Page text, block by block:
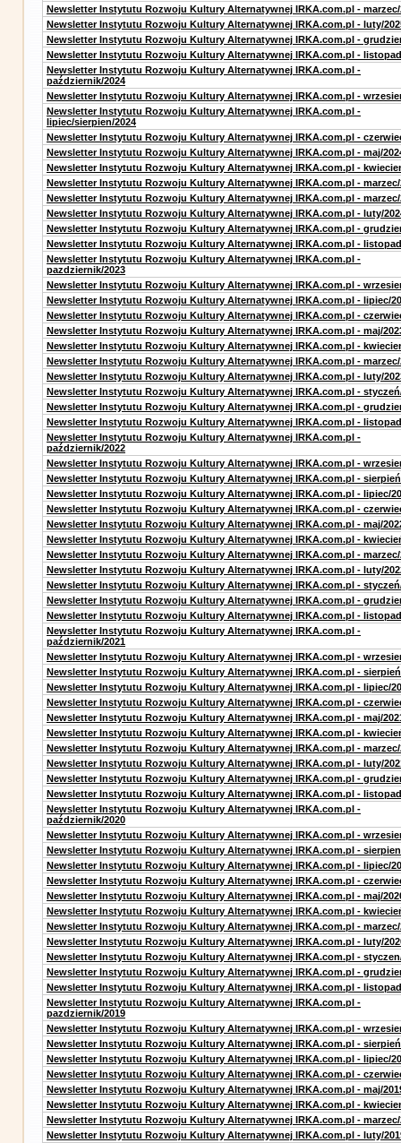
Newsletter Instytutu Rozwoju Kultury Alternatywnej IRKA.com.pl - marzec/
Newsletter Instytutu Rozwoju Kultury Alternatywnej IRKA.com.pl - luty/
Newsletter Instytutu Rozwoju Kultury Alternatywnej IRKA.com.pl -
Newsletter Instytutu Rozwoju Kultury Alternatywnej IRKA.com.pl -
Newsletter Instytutu Rozwoju Kultury Alternatywnej IRKA.com.pl -
październik/2024
Newsletter Instytutu Rozwoju Kultury Alternatywnej IRKA.com.pl -
Newsletter Instytutu Rozwoju Kultury Alternatywnej IRKA.com.pl -
lipiec/sierpien/2024
Newsletter Instytutu Rozwoju Kultury Alternatywnej IRKA.com.pl -
Newsletter Instytutu Rozwoju Kultury Alternatywnej IRKA.com.pl - maj/
Newsletter Instytutu Rozwoju Kultury Alternatywnej IRKA.com.pl -
Newsletter Instytutu Rozwoju Kultury Alternatywnej IRKA.com.pl - marzec/
Newsletter Instytutu Rozwoju Kultury Alternatywnej IRKA.com.pl - marzec/
Newsletter Instytutu Rozwoju Kultury Alternatywnej IRKA.com.pl - luty/
Newsletter Instytutu Rozwoju Kultury Alternatywnej IRKA.com.pl -
Newsletter Instytutu Rozwoju Kultury Alternatywnej IRKA.com.pl -
Newsletter Instytutu Rozwoju Kultury Alternatywnej IRKA.com.pl -
pazdziernik/2023
Newsletter Instytutu Rozwoju Kultury Alternatywnej IRKA.com.pl -
Newsletter Instytutu Rozwoju Kultury Alternatywnej IRKA.com.pl - lipiec/
Newsletter Instytutu Rozwoju Kultury Alternatywnej IRKA.com.pl -
Newsletter Instytutu Rozwoju Kultury Alternatywnej IRKA.com.pl - maj/
Newsletter Instytutu Rozwoju Kultury Alternatywnej IRKA.com.pl -
Newsletter Instytutu Rozwoju Kultury Alternatywnej IRKA.com.pl - marzec/
Newsletter Instytutu Rozwoju Kultury Alternatywnej IRKA.com.pl - luty/
Newsletter Instytutu Rozwoju Kultury Alternatywnej IRKA.com.pl -
Newsletter Instytutu Rozwoju Kultury Alternatywnej IRKA.com.pl -
Newsletter Instytutu Rozwoju Kultury Alternatywnej IRKA.com.pl -
Newsletter Instytutu Rozwoju Kultury Alternatywnej IRKA.com.pl -
październik/2022
Newsletter Instytutu Rozwoju Kultury Alternatywnej IRKA.com.pl -
Newsletter Instytutu Rozwoju Kultury Alternatywnej IRKA.com.pl -
Newsletter Instytutu Rozwoju Kultury Alternatywnej IRKA.com.pl - lipiec/
Newsletter Instytutu Rozwoju Kultury Alternatywnej IRKA.com.pl -
Newsletter Instytutu Rozwoju Kultury Alternatywnej IRKA.com.pl - maj/
Newsletter Instytutu Rozwoju Kultury Alternatywnej IRKA.com.pl -
Newsletter Instytutu Rozwoju Kultury Alternatywnej IRKA.com.pl - marzec/
Newsletter Instytutu Rozwoju Kultury Alternatywnej IRKA.com.pl - luty/
Newsletter Instytutu Rozwoju Kultury Alternatywnej IRKA.com.pl -
Newsletter Instytutu Rozwoju Kultury Alternatywnej IRKA.com.pl -
Newsletter Instytutu Rozwoju Kultury Alternatywnej IRKA.com.pl -
Newsletter Instytutu Rozwoju Kultury Alternatywnej IRKA.com.pl -
październik/2021
Newsletter Instytutu Rozwoju Kultury Alternatywnej IRKA.com.pl -
Newsletter Instytutu Rozwoju Kultury Alternatywnej IRKA.com.pl -
Newsletter Instytutu Rozwoju Kultury Alternatywnej IRKA.com.pl - lipiec/
Newsletter Instytutu Rozwoju Kultury Alternatywnej IRKA.com.pl -
Newsletter Instytutu Rozwoju Kultury Alternatywnej IRKA.com.pl - maj/
Newsletter Instytutu Rozwoju Kultury Alternatywnej IRKA.com.pl -
Newsletter Instytutu Rozwoju Kultury Alternatywnej IRKA.com.pl - marzec/
Newsletter Instytutu Rozwoju Kultury Alternatywnej IRKA.com.pl - luty/
Newsletter Instytutu Rozwoju Kultury Alternatywnej IRKA.com.pl -
Newsletter Instytutu Rozwoju Kultury Alternatywnej IRKA.com.pl -
Newsletter Instytutu Rozwoju Kultury Alternatywnej IRKA.com.pl -
październik/2020
Newsletter Instytutu Rozwoju Kultury Alternatywnej IRKA.com.pl -
Newsletter Instytutu Rozwoju Kultury Alternatywnej IRKA.com.pl -
Newsletter Instytutu Rozwoju Kultury Alternatywnej IRKA.com.pl - lipiec/
Newsletter Instytutu Rozwoju Kultury Alternatywnej IRKA.com.pl -
Newsletter Instytutu Rozwoju Kultury Alternatywnej IRKA.com.pl - maj/
Newsletter Instytutu Rozwoju Kultury Alternatywnej IRKA.com.pl -
Newsletter Instytutu Rozwoju Kultury Alternatywnej IRKA.com.pl - marzec/
Newsletter Instytutu Rozwoju Kultury Alternatywnej IRKA.com.pl - luty/
Newsletter Instytutu Rozwoju Kultury Alternatywnej IRKA.com.pl -
Newsletter Instytutu Rozwoju Kultury Alternatywnej IRKA.com.pl -
Newsletter Instytutu Rozwoju Kultury Alternatywnej IRKA.com.pl -
Newsletter Instytutu Rozwoju Kultury Alternatywnej IRKA.com.pl -
pazdziernik/2019
Newsletter Instytutu Rozwoju Kultury Alternatywnej IRKA.com.pl -
Newsletter Instytutu Rozwoju Kultury Alternatywnej IRKA.com.pl -
Newsletter Instytutu Rozwoju Kultury Alternatywnej IRKA.com.pl - lipiec/
Newsletter Instytutu Rozwoju Kultury Alternatywnej IRKA.com.pl -
Newsletter Instytutu Rozwoju Kultury Alternatywnej IRKA.com.pl - maj/
Newsletter Instytutu Rozwoju Kultury Alternatywnej IRKA.com.pl -
Newsletter Instytutu Rozwoju Kultury Alternatywnej IRKA.com.pl - marzec/
Newsletter Instytutu Rozwoju Kultury Alternatywnej IRKA.com.pl - luty/